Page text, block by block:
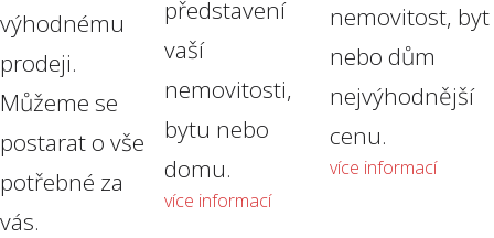
výhodnému
prodeji.
Můžeme se
postarat o vše
potřebné za
vás.
představení
vaší
nemovitosti,
bytu nebo
domu.
více informací
nemovitost, byt
nebo dům
nejvýhodnější
cenu.
více informací